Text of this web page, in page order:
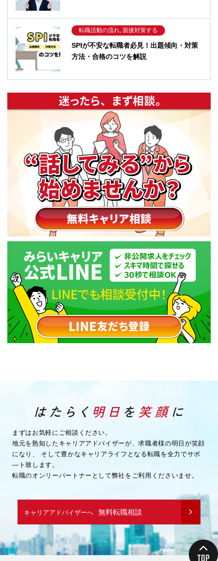
転職活動の流れ, 面接対策する
SPIが不安な転職者必見！出題傾向・対策
方法・合格のコツを解説
まずはお気軽にご相談ください。
地元を熟知したキャリアアドバイザーが、求職者様の明日が笑顔
になり、
そして豊かなキャリアライフとなる転職を全力でサポ
―ト致します。
転職のオンリーパートナーとして弊社をご利用くださいませ。
キャリアアドバイザーへ 無料転職相談